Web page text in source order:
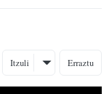
Itzuli Erraztu